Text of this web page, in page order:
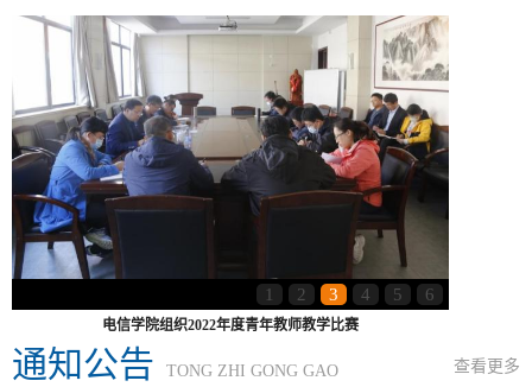
1 2 3 4 5 6
电信学院组织2022年度青年教师教学比赛
通知公告 TONG ZHI GONG GAO 查看更多